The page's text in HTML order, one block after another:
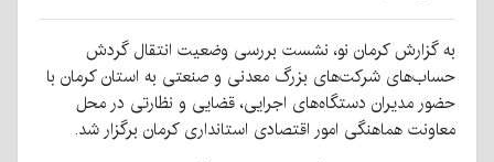
به گزارش کرمان نو، نشست بررسی وضعیت انتقال گردش
حساب‌های شرکت‌های بزرگ معدنی و صنعتی به استان کرمان با
حضور مدیران دستگاه‌های اجرایی، قضایی و نظارتی در محل
معاونت هماهنگی امور اقتصادی استانداری کرمان برگزار شد.